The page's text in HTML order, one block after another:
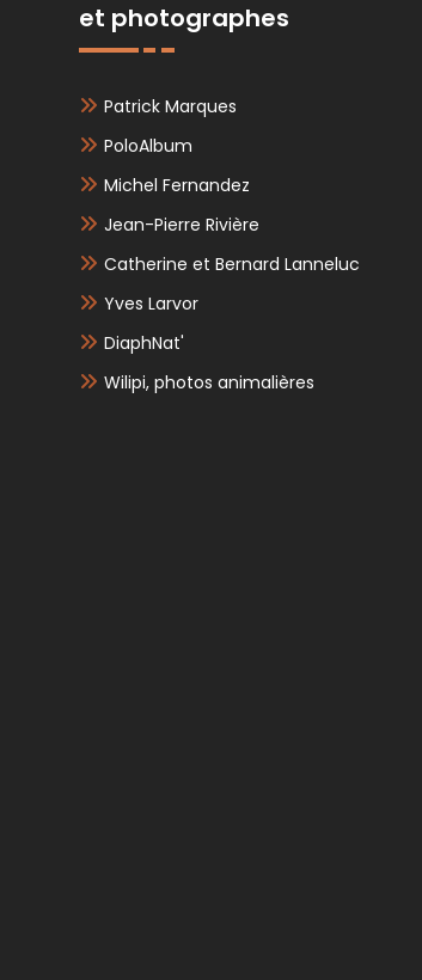
et photographes
Patrick Marques
PoloAlbum
Michel Fernandez
Jean-Pierre Rivière
Catherine et Bernard Lanneluc
Yves Larvor
DiaphNat'
Wilipi, photos animalières